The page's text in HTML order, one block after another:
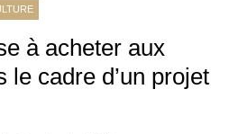
à acheter aux
le cadre d’un projet